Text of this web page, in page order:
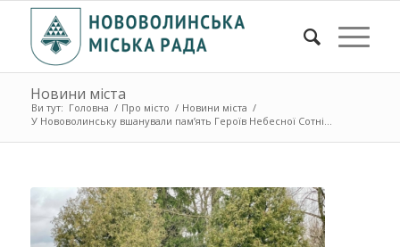
Новини міста
Ви тут: Головна / Про місто / Новини міста /
У Нововолинську вшанували пам’ять Героїв Небесної Сотні...